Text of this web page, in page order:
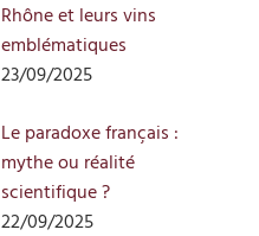
Rhône et leurs vins
emblématiques
23/09/2025
Le paradoxe français :
mythe ou réalité
scientifique ?
22/09/2025